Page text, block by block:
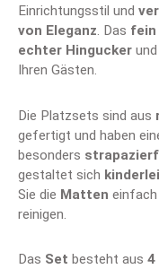
Einrichtungsstil und
von Eleganz. Das
echter Hingucker
Ihren Gästen.
Die Platzsets sind aus
gefertigt und haben
besonders
gestaltet sich
Sie die Matten einfach
reinigen.
Das Set besteht aus 4